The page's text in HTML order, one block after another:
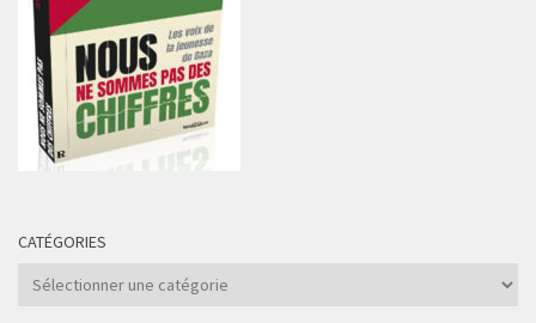
CATÉGORIES
Catégories